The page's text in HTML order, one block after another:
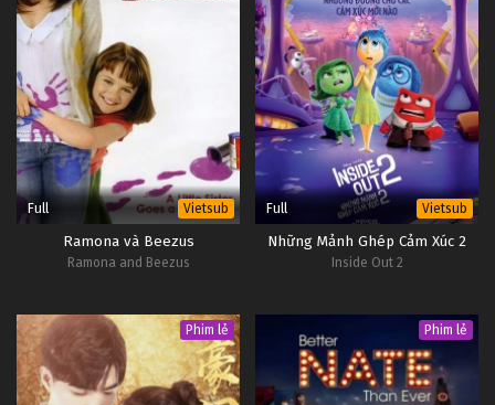
Full Vietsub
Ramona và Beezus
Ramona and Beezus
Full Vietsub
Những Mảnh Ghép Cảm Xúc 2
Inside Out 2
Phim lẻ Phim lẻ